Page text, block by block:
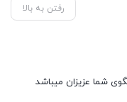
رفتن به بالا